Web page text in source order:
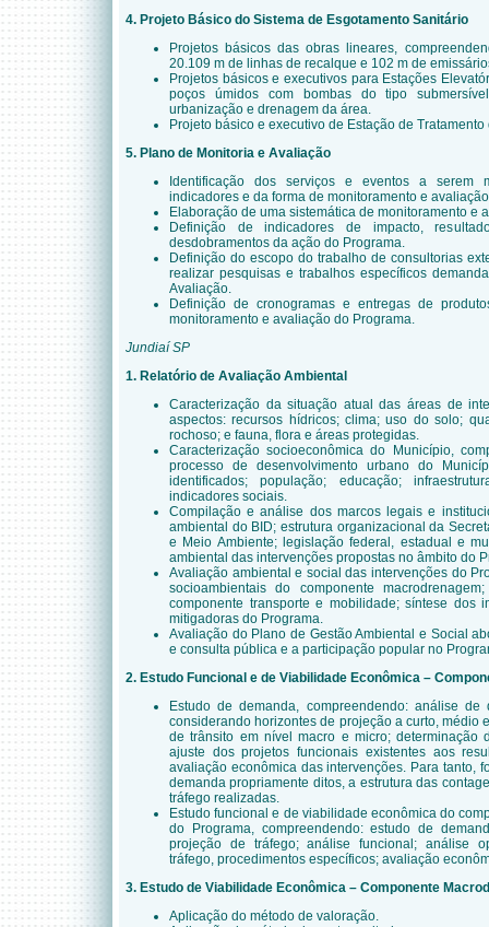
4. Projeto Básico do Sistema de Esgotamento Sanitário
Projetos básicos das obras lineares,
20.109 m de linhas de recalque e 102 m de
Projetos básicos e executivos para Estações
poços úmidos com bombas do tipo
urbanização e drenagem da área.
Projeto básico e executivo de Estação de Tratamento
5. Plano de Monitoria e Avaliação
Identificação dos serviços e eventos a serem
indicadores e da forma de monitoramento e
Elaboração de uma sistemática de monitoramento e
Definição de indicadores de impacto,
desdobramentos da ação do Programa.
Definição do escopo do trabalho de consultorias
realizar pesquisas e trabalhos específicos
Avaliação.
Definição de cronogramas e entregas de
monitoramento e avaliação do Programa.
Jundiaí SP
1. Relatório de Avaliação Ambiental
Caracterização da situação atual das áreas de
aspectos: recursos hídricos; clima; uso do solo;
rochoso; e fauna, flora e áreas protegidas.
Caracterização socioeconômica do Município,
processo de desenvolvimento urbano do
identificados; população; educação;
indicadores sociais.
Compilação e análise dos marcos legais e
ambiental do BID; estrutura organizacional da
e Meio Ambiente; legislação federal, estadual e
ambiental das intervenções propostas no âmbito do
Avaliação ambiental e social das intervenções do
socioambientais do componente
componente transporte e mobilidade; síntese dos
mitigadoras do Programa.
Avaliação do Plano de Gestão Ambiental e Social
e consulta pública e a participação popular no
2. Estudo Funcional e de Viabilidade Econômica –
Estudo de demanda, compreendendo: análise
considerando horizontes de projeção a curto, médio
de trânsito em nível macro e micro; determinação
ajuste dos projetos funcionais existentes aos
avaliação econômica das intervenções. Para tanto,
demanda propriamente ditos, a estrutura das
tráfego realizadas.
Estudo funcional e de viabilidade econômica do
do Programa, compreendendo: estudo de
projeção de tráfego; análise funcional; análise
tráfego, procedimentos específicos; avaliação
3. Estudo de Viabilidade Econômica – Componente
Aplicação do método de valoração.